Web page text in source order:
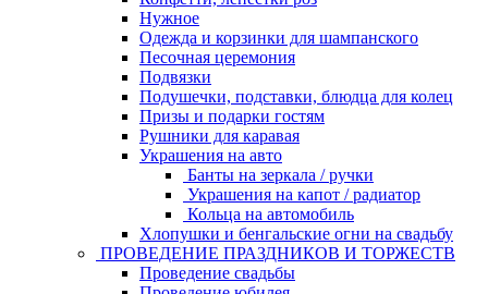
Нужное
Одежда и корзинки для шампанского
Песочная церемония
Подвязки
Подушечки, подставки, блюдца для колец
Призы и подарки гостям
Рушники для каравая
Украшения на авто
Банты на зеркала / ручки
Украшения на капот / радиатор
Кольца на автомобиль
Хлопушки и бенгальские огни на свадьбу
ПРОВЕДЕНИЕ ПРАЗДНИКОВ И ТОРЖЕСТВ
Проведение свадьбы